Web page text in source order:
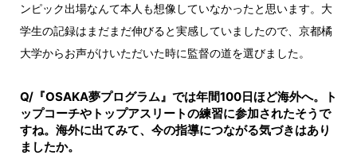
ンピック出場なんて本人も想像していなかったと思います。大
学生の記録はまだまだ伸びると実感していましたので、京都橘
大学からお声がけいただいた時に監督の道を選びました。
Q/『OSAKA夢プログラム』では年間100日ほど海外へ。ト
ップコーチやトップアスリートの練習に参加されたそうで
すね。海外に出てみて、今の指導につながる気づきはあり
ましたか。